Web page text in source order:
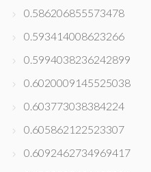
0.586206855573478
0.593414008623266
0.5994038236242899
0.6020009145525038
0.603773038384224
0.605862122523307
0.6092462734969417